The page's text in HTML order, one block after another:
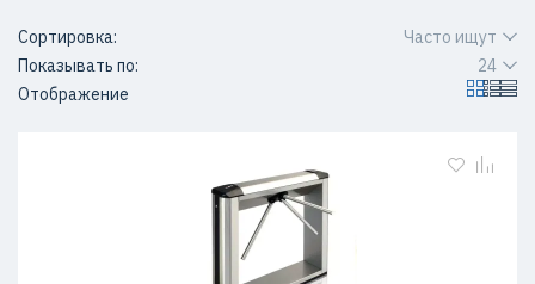
Сортировка:
Часто ищут
Показывать по:
24
Отображение